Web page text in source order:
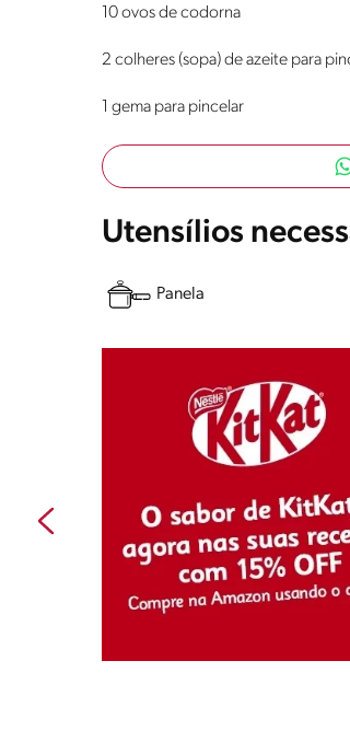
10 ovos de codorna
2 colheres (sopa) de azeite para
1 gema para pincelar
Utensílios
Panela